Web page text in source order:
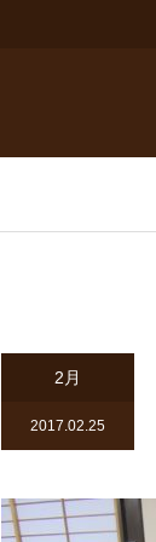
2月
2017.02.25